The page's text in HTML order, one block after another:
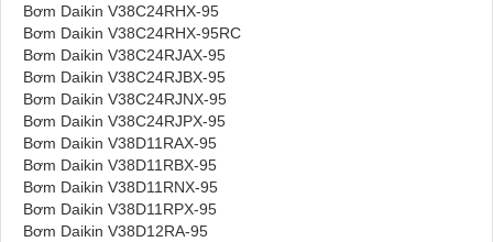
Bơm Daikin V38C24RHX-95
Bơm Daikin V38C24RHX-95RC
Bơm Daikin V38C24RJAX-95
Bơm Daikin V38C24RJBX-95
Bơm Daikin V38C24RJNX-95
Bơm Daikin V38C24RJPX-95
Bơm Daikin V38D11RAX-95
Bơm Daikin V38D11RBX-95
Bơm Daikin V38D11RNX-95
Bơm Daikin V38D11RPX-95
Bơm Daikin V38D12RA-95